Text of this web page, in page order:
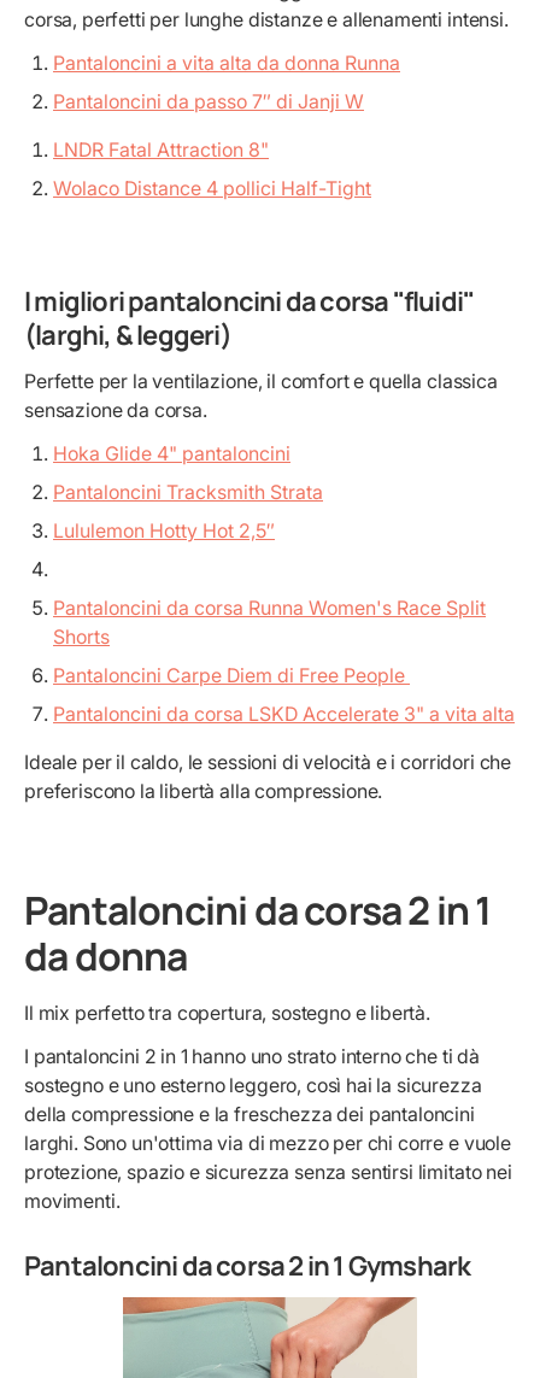
corsa, perfetti per lunghe distanze e allenamenti intensi.
Pantaloncini a vita alta da donna Runna
Pantaloncini da passo 7″ di Janji W
LNDR Fatal Attraction 8"
Wolaco Distance 4 pollici Half-Tight
I migliori pantaloncini da corsa "fluidi"
(larghi, & leggeri)
Perfette per la ventilazione, il comfort e quella classica
sensazione da corsa.
Hoka Glide 4" pantaloncini
Pantaloncini Tracksmith Strata
Lululemon Hotty Hot 2,5″
Pantaloncini da corsa Runna Women's Race Split
Shorts
Pantaloncini Carpe Diem di Free People
Pantaloncini da corsa LSKD Accelerate 3" a vita alta
Ideale per il caldo, le sessioni di velocità e i corridori che
preferiscono la libertà alla compressione.
Pantaloncini da corsa 2 in 1
da donna
Il mix perfetto tra copertura, sostegno e libertà.
I pantaloncini 2 in 1 hanno uno strato interno che ti dà
sostegno e uno esterno leggero, così hai la sicurezza
della compressione e la freschezza dei pantaloncini
larghi. Sono un'ottima via di mezzo per chi corre e vuole
protezione, spazio e sicurezza senza sentirsi limitato nei
movimenti.
Pantaloncini da corsa 2 in 1 Gymshark